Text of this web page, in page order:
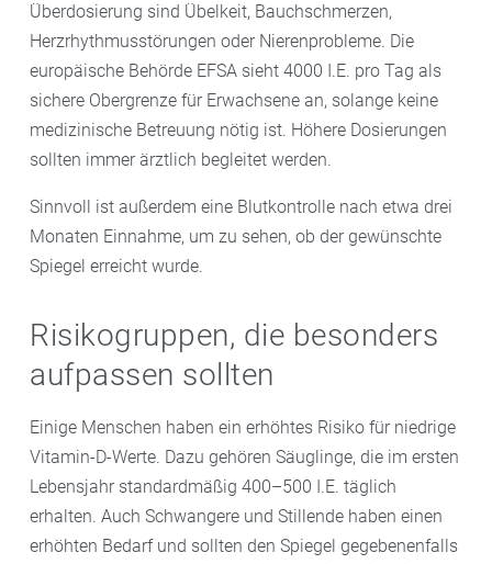
Überdosierung sind Übelkeit, Bauchschmerzen,
Herzrhythmusstörungen oder Nierenprobleme. Die
europäische Behörde EFSA sieht 4000 I.E. pro Tag als
sichere Obergrenze für Erwachsene an, solange keine
medizinische Betreuung nötig ist. Höhere Dosierungen
sollten immer ärztlich begleitet werden.
Sinnvoll ist außerdem eine Blutkontrolle nach etwa drei
Monaten Einnahme, um zu sehen, ob der gewünschte
Spiegel erreicht wurde.
Risikogruppen, die besonders
aufpassen sollten
Einige Menschen haben ein erhöhtes Risiko für niedrige
Vitamin-D-Werte. Dazu gehören Säuglinge, die im ersten
Lebensjahr standardmäßig 400–500 I.E. täglich
erhalten. Auch Schwangere und Stillende haben einen
erhöhten Bedarf und sollten den Spiegel gegebenenfalls